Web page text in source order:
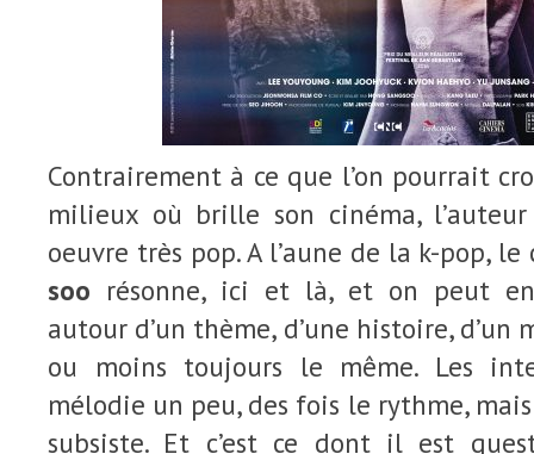
Contrairement à ce que l’on pourrait
milieux où brille son cinéma,
oeuvre très pop. A l’aune de la k-pop,
soo résonne, ici et là, et on peut
autour d’un thème, d’une histoire,
ou moins toujours le même. Les
mélodie un peu, des fois le rythme,
subsiste. Et c’est ce dont il est